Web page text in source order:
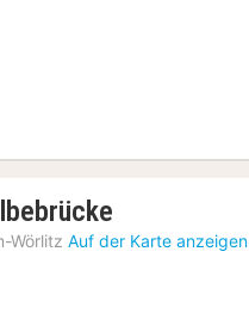
Nacht
Wörlitz Auf der Karte anzeigen